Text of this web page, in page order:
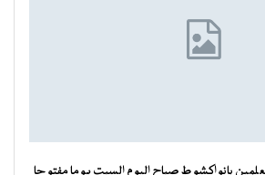
بانواكشوط صباح اليوم السبت يوما مفتوحا